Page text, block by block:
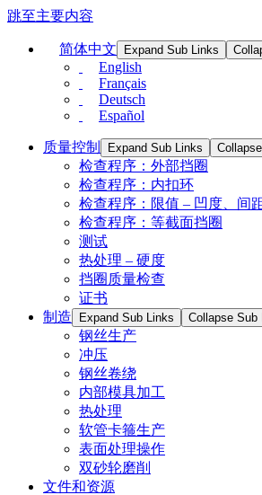
跳至主要内容
简体中文 Expand Sub Links
English
Français
Deutsch
Español
质量控制 Expand Sub Links
检查程序：外部挡圈
检查程序：内扣环
检查程序：限值 – 凹度、间
检查程序：等截面挡圈
测试
热处理 – 硬度
挡圈质量检查
证书
制造
Expand Sub Links Collapse Sub
钢丝生产
冲压
钢丝卷绕
内部模具加工
热处理
软管卡箍生产
表面处理操作
双砂轮磨削
文件和资源